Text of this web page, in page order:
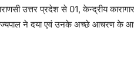
उत्तर प्रदेश से 01, केन्द्रीय
राज्यपाल ने दया एवं उनके अच्छे आचरण के